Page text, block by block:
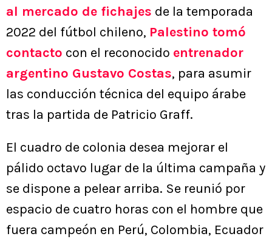
al mercado de fichajes de la temporada
2022 del fútbol chileno, Palestino tomó
contacto con el reconocido entrenador
argentino Gustavo Costas, para asumir
las conducción técnica del equipo árabe
tras la partida de Patricio Graff.
El cuadro de colonia desea mejorar el
pálido octavo lugar de la última campaña y
se dispone a pelear arriba. Se reunió por
espacio de cuatro horas con el hombre que
fuera campeón en Perú, Colombia, Ecuador